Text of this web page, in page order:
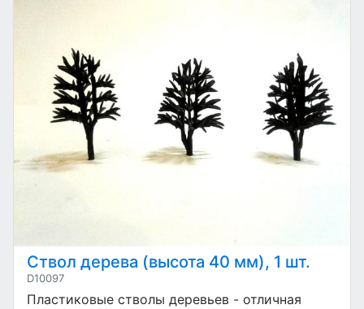
Ствол дерева (высота 40 мм), 1 шт.
D10097
Пластиковые стволы деревьев - отличная